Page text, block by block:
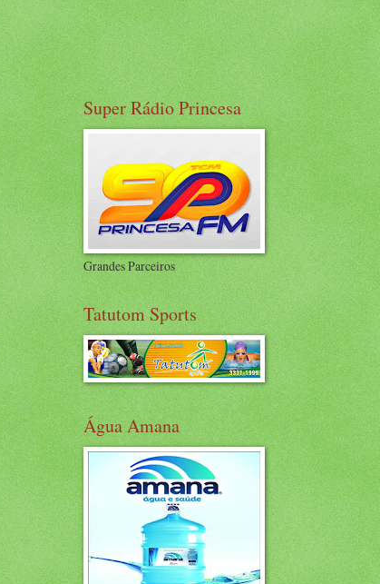
Super Rádio Princesa
Grandes Parceiros
Tatutom Sports
Água Amana